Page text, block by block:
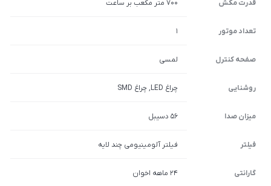
قدرت مکش 700 متر مکعب بر ساعت
تعداد موتور 1
صفحه کنترل لمسی
روشنایی چراغ LED, چراغ SMD
میزان صدا ۵۶ دسیبل
فیلتر فیلتر آلومینیومی چند لایه
گارانتی ۲۴ ماهه اخوان